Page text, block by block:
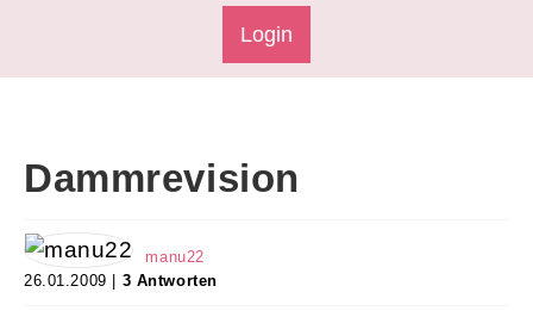
Login
Dammrevision
manu22
26.01.2009 | 3 Antworten